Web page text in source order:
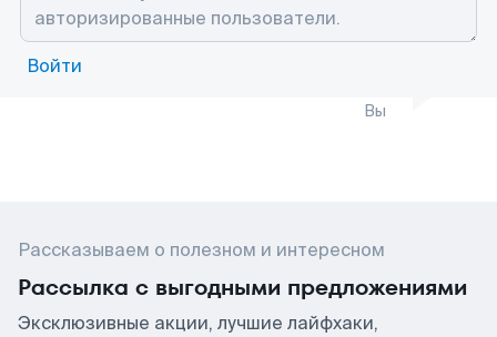
Войти
Вы
Рассказываем о полезном и интересном
Рассылка с выгодными предложениями
Эксклюзивные акции, лучшие лайфхаки,